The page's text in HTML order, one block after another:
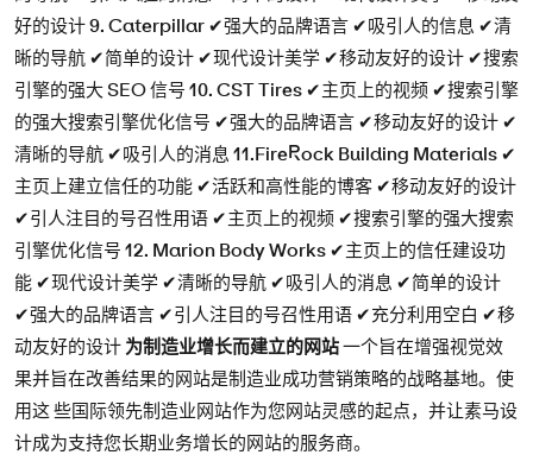
好的设计9. Caterpillar ✔强大的品牌语言 ✔吸引人的信息 ✔清
晰的导航 ✔简单的设计 ✔现代设计美学 ✔移动友好的设计 ✔搜索
引擎的强大 SEO 信号 10. CST Tires ✔主页上的视频 ✔搜索引擎
的强大搜索引擎优化信号 ✔强大的品牌语言 ✔移动友好的设计 ✔
清晰的导航 ✔吸引人的消息 11.FireRock Building Materials ✔
主页上建立信任的功能 ✔活跃和高性能的博客 ✔移动友好的设计
✔引人注目的号召性用语 ✔主页上的视频 ✔搜索引擎的强大搜索
引擎优化信号 12. Marion Body Works ✔主页上的信任建设功
能 ✔现代设计美学 ✔清晰的导航 ✔吸引人的消息 ✔简单的设计
✔强大的品牌语言 ✔引人注目的号召性用语 ✔充分利用空白 ✔移
动友好的设计 为制造业增长而建立的网站一个旨在增强视觉效
果并旨在改善结果的网站是制造业成功营销策略的战略基地。使
用这 些国际领先制造业网站作为您网站灵感的起点，并让素马设
计成为支持您长期业务增长的网站的服务商。